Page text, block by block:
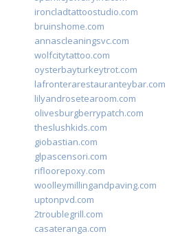
ironcladtattoostudio.com
bruinshome.com
annascleaningsvc.com
wolfcitytattoo.com
oysterbayturkeytrot.com
lafronterarestauranteybar.com
lilyandrosetearoom.com
olivesburgberrypatch.com
theslushkids.com
giobastian.com
glpascensori.com
rifloorepoxy.com
woolleymillingandpaving.com
uptonpvd.com
2troublegrill.com
casateranga.com